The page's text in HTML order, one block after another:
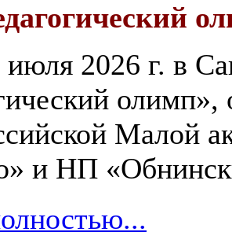
2026 г. в
олимп»,
Малой
и НП